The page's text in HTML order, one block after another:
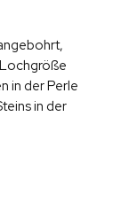
in der Perle
in der